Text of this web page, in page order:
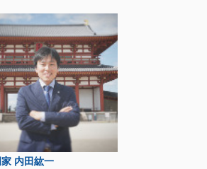
内田紘一